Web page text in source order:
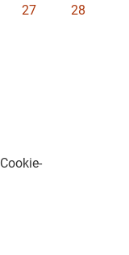
27
28
Cookie-